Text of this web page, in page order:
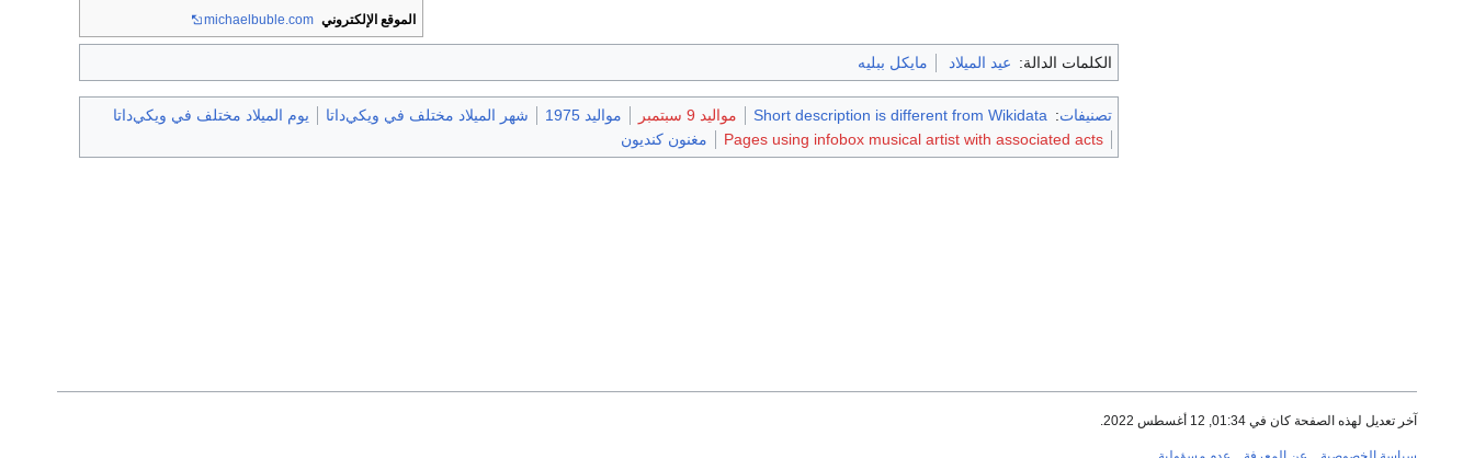
الموقع الإلكتروني michaelbuble.com
الكلمات الدالة: عيد الميلاد مايكل ببليه
تصنيفات:
Short description is different from Wikidata مواليد 9 سبتمبر مواليد 1975 شهر الميلاد مختلف في ويكي‌داتا
يوم الميلاد مختلف في ويكي‌داتا
Pages using infobox musical artist with associated acts
مغنون كنديون
آخر تعديل لهذه الصفحة كان في 01:34, 12 أغسطس 2022.